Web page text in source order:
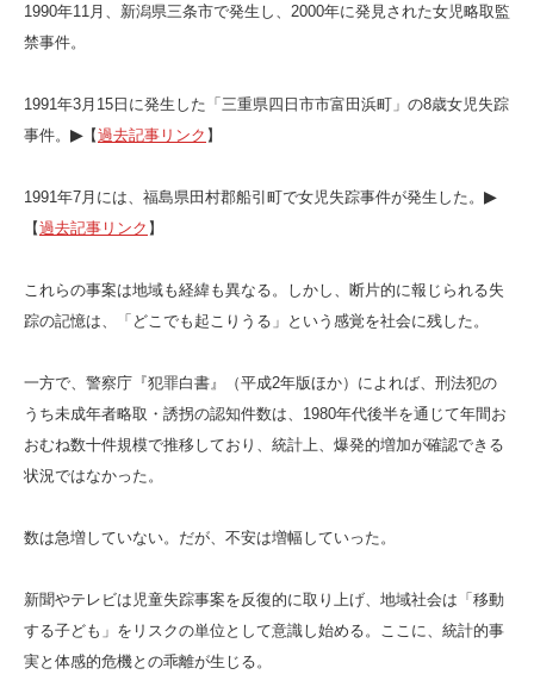
1990年11月、新潟県三条市で発生し、2000年に発見された女児略取監
禁事件。
1991年3月15日に発生した「三重県四日市市富田浜町」の8歳女児失踪
事件。 ▶【過去記事リンク 】
1991年7月には、福島県田村郡船引町で女児失踪事件が発生した。 ▶
【過去記事リンク 】
これらの事案は地域も経緯も異なる。しかし、断片的に報じられる失
踪の記憶は、「どこでも起こりうる」という感覚を社会に残した。
一方で、警察庁『犯罪白書』（平成2年版ほか）によれば、刑法犯の
うち未成年者略取・誘拐の認知件数は、1980年代後半を通じて年間お
おむね数十件規模で推移しており、統計上、爆発的増加が確認できる
状況ではなかった。
数は急増していない。だが、不安は増幅していった。
新聞やテレビは児童失踪事案を反復的に取り上げ、地域社会は「移動
する子ども」をリスクの単位として意識し始める。ここに、統計的事
実と体感的危機との乖離が生じる。